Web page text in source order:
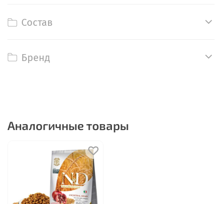
Состав
Бренд
Аналогичные товары